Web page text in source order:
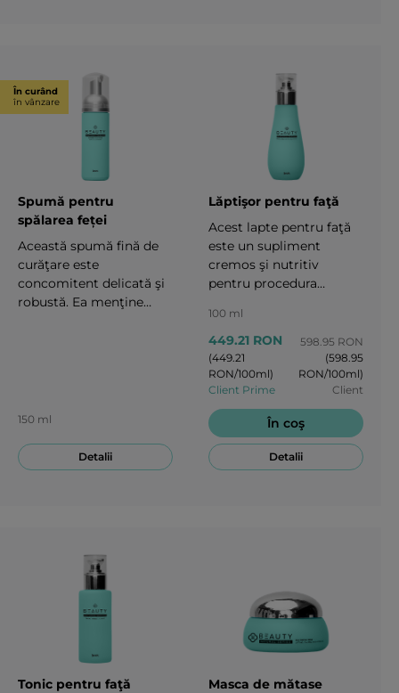
În curând
în vânzare
Spumă pentru
spălarea feței
Această spumă fină de
curăţare este
concomitent delicată şi
robustă. Ea menţine
salon spa. Înlătură rapid
pătrunde adânc în pori
pentru a forma baza
150 ml
Detalii
Lăptişor pentru faţă
Acest lapte pentru faţă
este un supliment
cremos şi nutritiv
pentru procedura
tenului dumneavoastră.
Formula sa delicată
înlătură cu grijă
machiajul şi
funcţionează ca un
detergent hidratant.
Produsul lasă pielea
împrospătată şi
hidratată fără efecte
100 ml
449.21 RON
(449.21
RON/100ml)
Client Prime
598.95 RON
(598.95
RON/100ml)
Client
În coş
Detalii
Tonic pentru faţă
Masca de mătase